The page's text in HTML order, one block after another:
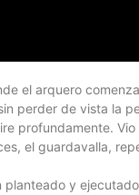
el arquero
perder de vista la
profundamente.
el guardavalla,
y